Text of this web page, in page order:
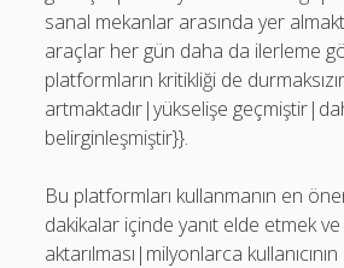
sanal mekanlar arasında yer
araçlar her gün daha da ilerleme
platformların kritikliği de
artmaktadır|yükselişe
belirginleşmiştir}}.
Bu platformları kullanmanın en
dakikalar içinde yanıt elde etmek
aktarılması|milyonlarca